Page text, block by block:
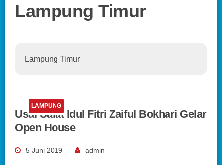
Lampung Timur
Lampung Timur
LAMPUNG
Usai Salat Idul Fitri Zaiful Bokhari Gelar
Open House
5 Juni 2019 admin